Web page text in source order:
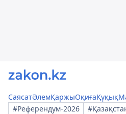
СаясатӘлемҚаржыОқиғаҚұқық
#Референдум-2026